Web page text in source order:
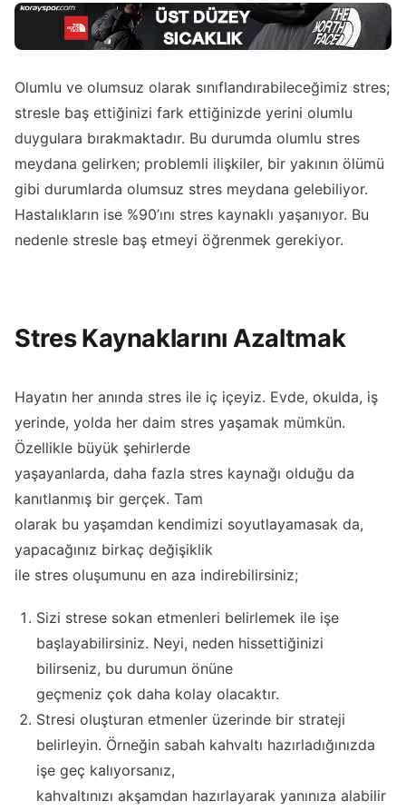
Olumlu ve olumsuz olarak sınıflandırabileceğimiz stres;
stresle baş ettiğinizi fark ettiğinizde yerini olumlu
duygulara bırakmaktadır. Bu durumda olumlu stres
meydana gelirken; problemli ilişkiler, bir yakının ölümü
gibi durumlarda olumsuz stres meydana gelebiliyor.
Hastalıkların ise %90’ını stres kaynaklı yaşanıyor. Bu
nedenle stresle baş etmeyi öğrenmek gerekiyor.
Stres Kaynaklarını Azaltmak
Hayatın her anında stres ile iç içeyiz. Evde, okulda, iş
yerinde, yolda her daim stres yaşamak mümkün.
Özellikle büyük şehirlerde
yaşayanlarda, daha fazla stres kaynağı olduğu da
kanıtlanmış bir gerçek. Tam
olarak bu yaşamdan kendimizi soyutlayamasak da,
yapacağınız birkaç değişiklik
ile stres oluşumunu en aza indirebilirsiniz;
Sizi strese sokan etmenleri belirlemek ile işe
başlayabilirsiniz. Neyi, neden hissettiğinizi
bilirseniz, bu durumun önüne
geçmeniz çok daha kolay olacaktır.
Stresi oluşturan etmenler üzerinde bir strateji
belirleyin. Örneğin sabah kahvaltı hazırladığınızda
işe geç kalıyorsanız,
kahvaltınızı akşamdan hazırlayarak yanınıza alabilir